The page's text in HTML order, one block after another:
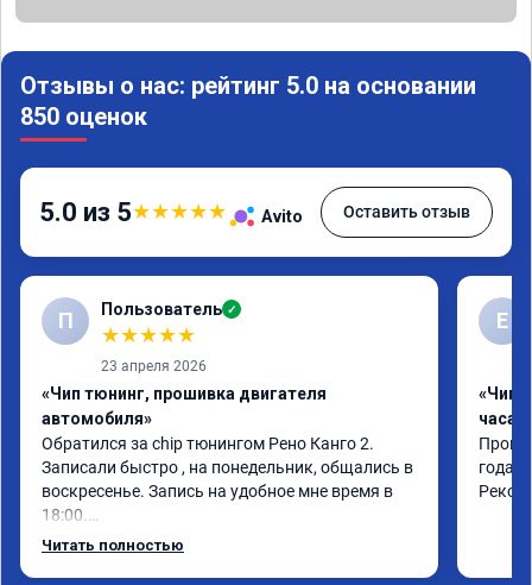
Отзывы о нас: рейтинг 5.0 на основании
850 оценок
5.0 из 5★★★★★ Avito Оставить отзыв
П Пользователь ✓
★★★★★
23 апреля 2026
«Чип тюнинг, прошивка двигателя
автомобиля»
Обратился за chip тюнингом Рено Канго 2.
Записали быстро , на понедельник, общались в
воскресенье. Запись на удобное мне время в
18:00.
Работу выполнили за 30 минут, качественно,
Читать полностью
Е
«Чип
часа»
года.